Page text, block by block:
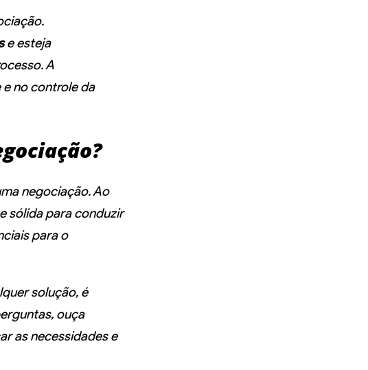
e esteja
A
no controle da
negociação. Ao
sólida para conduzir
para o
solução, é
ouça
as necessidades e